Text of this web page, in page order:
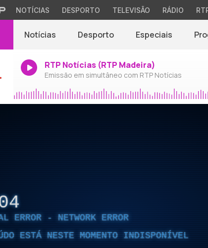
NOTÍCIAS DESPORTO TELEVISÃO RÁDIO
Notícias Desporto Especiais
RTP Notícias (RTP Madeira)
Emissão em simultâneo com RTP Notícias
ERROR - NETWORK ERROR
ESTÁ NESTE MOMENTO INDISPONÍVEL